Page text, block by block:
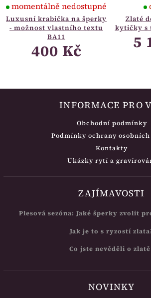
Luxusní krabička na šperky
- možnost vlastního textu
BA11
momentálně nedostupné
400 Kč
Zlaté
kytičky s
5
INFORMACE PRO
Obchodní podmínky
Podmínky ochrany
Kontakty
Ukázky rytí a
ZAJÍMAVOSTI
Plesová sezóna: Jaké šperky zvolit
Jak je to s ryzostí
Co jste nevěděli o
NOVINKY